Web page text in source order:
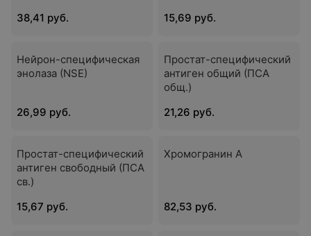
38,41 руб.
15,69 руб.
Нейрон-специфическая
энолаза (NSE)
26,99 руб.
Простат-специфический
антиген общий (ПСА
общ.)
21,26 руб.
Простат-специфический
антиген свободный (ПСА
св.)
15,67 руб.
Хромогранин А
82,53 руб.